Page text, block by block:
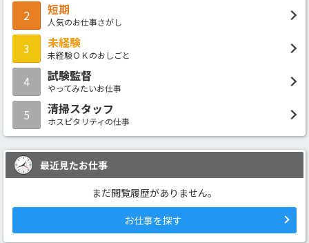
2 短期
人気のお仕事さがし
3 未経験
未経験ＯＫのおしごと
4 試験監督
やってみたいお仕事
5 清掃スタッフ
ホスピタリティの仕事
最近見たお仕事
まだ閲覧履歴がありません。
お仕事を探す